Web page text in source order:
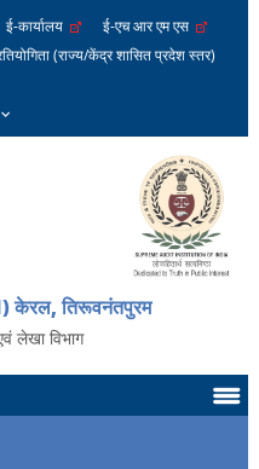
ई-कार्यालय
ई-एच आर एम एस
(राज्य/केंद्र शासित प्रदेश स्तर)
केरल, तिरूवनंतपुरम
लेखा विभाग